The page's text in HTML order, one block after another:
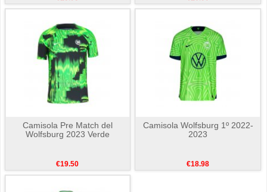
Camisola Pre Match del
Wolfsburg 2023 Verde
€19.50
Camisola Wolfsburg 1º 2022-
2023
€18.98